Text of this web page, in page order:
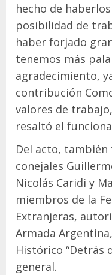
hecho de
posibilidad de
haber forjado
tenemos más
agradecimiento,
contribución
valores de
resaltó el
Del acto,
conejales
Nicolás Caridi y
miembros de la
Extranjeras,
Armada
Histórico “Detrás
general.